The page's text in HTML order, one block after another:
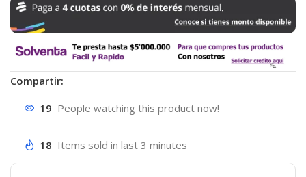
Compartir:
19 People watching this product now!
18 Items sold in last 3 minutes